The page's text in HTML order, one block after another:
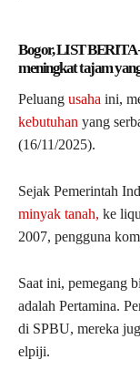
Bogor, LIST BERITA
meningkat tajam
Peluang usaha ini,
kebutuhan yang
(16/11/2025).
Sejak Pemerintah
minyak tanah, ke
2007, pengguna
Saat ini, pemegang
adalah Pertamina.
di SPBU, mereka
elpiji.